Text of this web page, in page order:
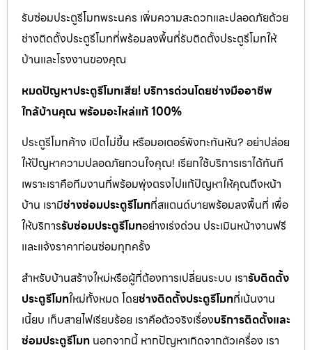
รับซ่อมประตูรีโมทพระนคร เพิ่มความสะดวกและปลอดภัยด้วย
ช่างติดตั้งประตูรีโมทที่พร้อมลงพื้นที่รับติดตั้งประตูรีโมทให้
บ้านและโรงงานของคุณ
หมดปัญหาประตูรีโมทเสีย! บริการด่วนโดยช่างมืออาชีพ
ใกล้บ้านคุณ พร้อมอะไหล่แท้ 100%
ประตูรีโมทค้าง เปิดไม่ขึ้น หรือมอเตอร์พังกะทันหัน? อย่าปล่อย
ให้ปัญหาความปลอดภัยกวนใจคุณ! เรียกใช้บริการเราได้ทันที
เพราะเราคือทีมงานที่พร้อมพุ่งตรงไปแก้ปัญหาให้คุณถึงหน้า
บ้าน เรามีช่างซ่อมประตูรีโมทที่สแตนด์บายพร้อมลงพื้นที่ เพื่อ
ให้บริการรับซ่อมประตูรีโมทอย่างเร่งด่วน ประเมินหน้างานฟรี
และแจ้งราคาก่อนซ่อมทุกครั้ง
สำหรับบ้านสร้างใหม่หรือผู้ที่ต้องการเปลี่ยนระบบ เรารับติดตั้ง
ประตูรีโมทใหม่ทั้งหมด โดยช่างติดตั้งประตูรีโมทที่เน้นงาน
เนี้ยบ เก็บสายไฟเรียบร้อย เราคือตัวจริงเรื่องบริการติดตั้งและ
ซ่อมประตูรีโมท นอกจากนี้ หากปัญหาเกิดจากตัวเครื่อง เรา